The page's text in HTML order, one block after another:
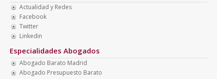
Actualidad y Redes
Facebook
Twitter
Linkedin
Especialidades Abogados
Abogado Barato Madrid
Abogado Presupuesto Barato